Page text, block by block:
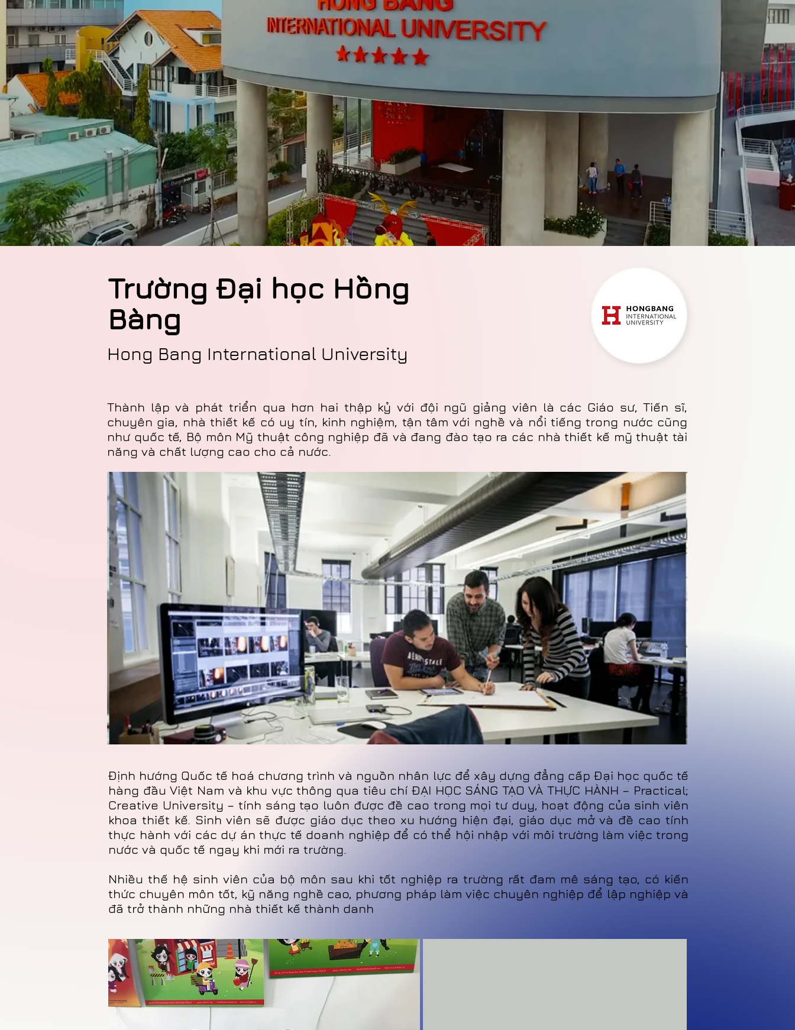
Trường Đại học Hồng
Bàng
Hong Bang International University
Thành lập và phát triển qua hơn hai thập kỷ với đội ngũ giảng viên là các Giáo sư, Tiến sĩ,
chuyên gia, nhà thiết kế có uy tín, kinh nghiệm, tận tâm với nghề và nổi tiếng trong nước cũng
như quốc tế, Bộ môn Mỹ thuật công nghiệp đã và đang đào tạo ra các nhà thiết kế mỹ thuật tài
năng và chất lượng cao cho cả nước.
Định hướng Quốc tế hoá chương trình và nguồn nhân lực để xây dựng đẳng cấp Đại học quốc tế
hàng đầu Việt Nam và khu vực thông qua tiêu chí ĐẠI HỌC SÁNG TẠO VÀ THỰC HÀNH – Practical;
Creative University – tính sáng tạo luôn được đề cao trong mọi tư duy, hoạt động của sinh viên
khoa thiết kế. Sinh viên sẽ được giáo dục theo xu hướng hiện đại, giáo dục mở và đề cao tính
thực hành với các dự án thực tế doanh nghiệp để có thể hội nhập với môi trường làm việc trong
nước và quốc tế ngay khi mới ra trường.
Nhiều thế hệ sinh viên của bộ môn sau khi tốt nghiệp ra trường rất đam mê sáng tạo, có kiến
thức chuyên môn tốt, kỹ năng nghề cao, phương pháp làm việc chuyên nghiệp để lập nghiệp và
đã trở thành những nhà thiết kế thành danh